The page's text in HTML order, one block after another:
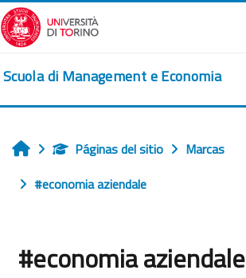
Salta al contenido principal
Scuola di Management e Economia
InicioPáginas del sitio
Marcas
#economia aziendale
#economia aziendale